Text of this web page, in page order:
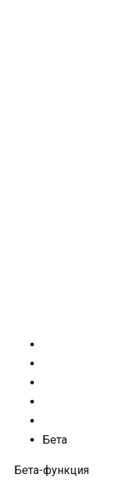
Бета
Бета-функция